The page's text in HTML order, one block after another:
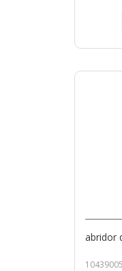
abridor
10439005